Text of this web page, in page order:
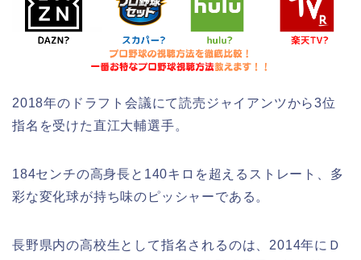
2018年のドラフト会議にて読売ジャイアンツから3位
指名を受けた直江大輔選手。
184センチの高身長と140キロを超えるストレート、多
彩な変化球が持ち味のピッシャーである。
長野県内の高校生として指名されるのは、2014年にＤ